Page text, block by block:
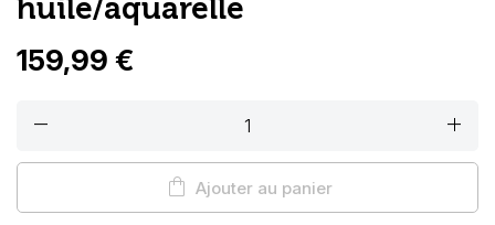
huile/aquarelle
159,99 €
remove add
shopping_bag Ajouter au panier